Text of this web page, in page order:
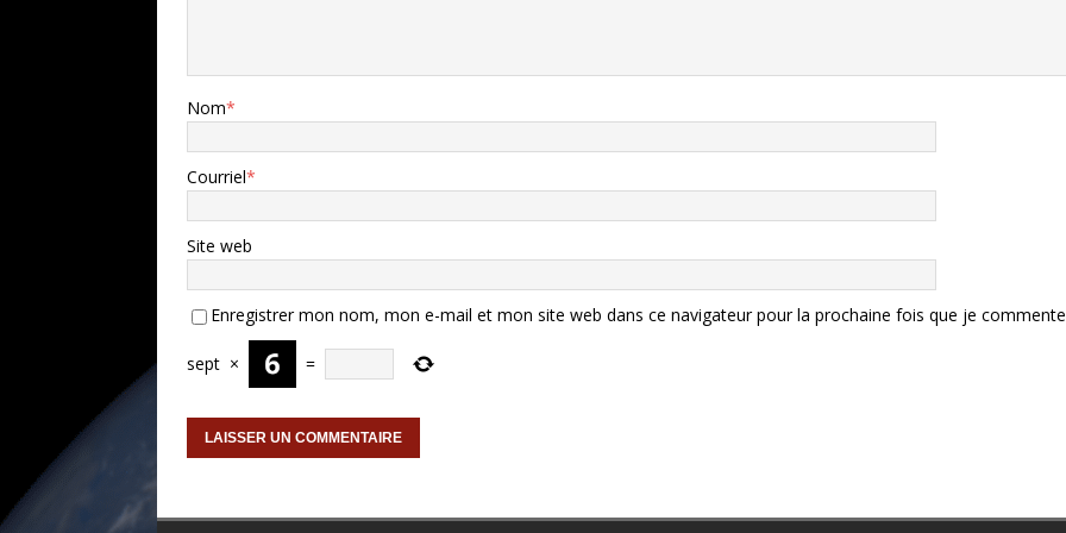
Nom*
Courriel*
Site web
Enregistrer mon nom, mon e-mail et mon site web dans ce navigateur pour la prochaine fois que je
sept × =